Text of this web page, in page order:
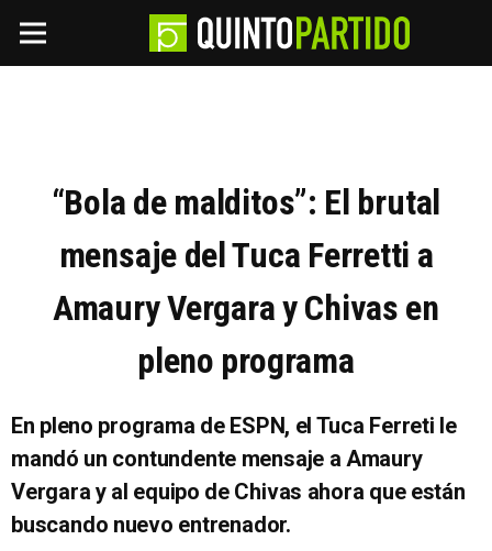
“Bola de malditos”: El brutal
mensaje del Tuca Ferretti a
Amaury Vergara y Chivas en
pleno programa
En pleno programa de ESPN, el Tuca Ferreti le
mandó un contundente mensaje a Amaury
Vergara y al equipo de Chivas ahora que están
buscando nuevo entrenador.